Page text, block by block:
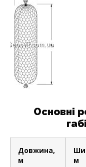
Основні
Довжина,
м
м